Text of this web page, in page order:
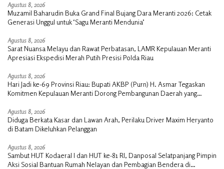
Agustus 8, 2026
Muzamil Baharudin Buka Grand Final Bujang Dara Meranti 2026: Cetak
Generasi Unggul untuk ‘Sagu Meranti Mendunia’
Agustus 8, 2026
Sarat Nuansa Melayu dan Rawat Perbatasan, LAMR Kepulauan Meranti
Apresiasi Ekspedisi Merah Putih Presisi Polda Riau
Agustus 8, 2026
Hari Jadi ke-69 Provinsi Riau: Bupati AKBP (Purn) H. Asmar Tegaskan
Komitmen Kepulauan Meranti Dorong Pembangunan Daerah yang
Agustus 8, 2026
Diduga Berkata Kasar dan Lawan Arah, Perilaku Driver Maxim Heryanto
di Batam Dikeluhkan Pelanggan
Agustus 8, 2026
Sambut HUT Kodaeral I dan HUT ke-81 RI, Danposal Selatpanjang Pimpin
Aksi Sosial Bantuan Rumah Nelayan dan Pembagian Bendera di